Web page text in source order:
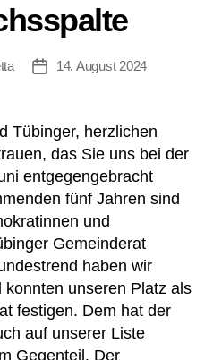
Beitragsdatum
14. August 2024
Tübinger, herzlichen
das Sie uns bei der
entgegengebracht
fünf Jahren sind
und
Gemeinderat
haben wir
unseren Platz als
festigen. Dem hat der
auf unserer Liste
Gegenteil. Der